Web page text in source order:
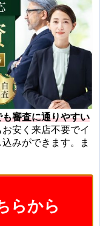
審査に通りやすい
安く来店不要でイ
みができます。ま
らから